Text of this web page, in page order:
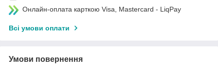
Онлайн-оплата карткою Visa, Mastercard - LiqPay
Всі умови оплати
Умови повернення